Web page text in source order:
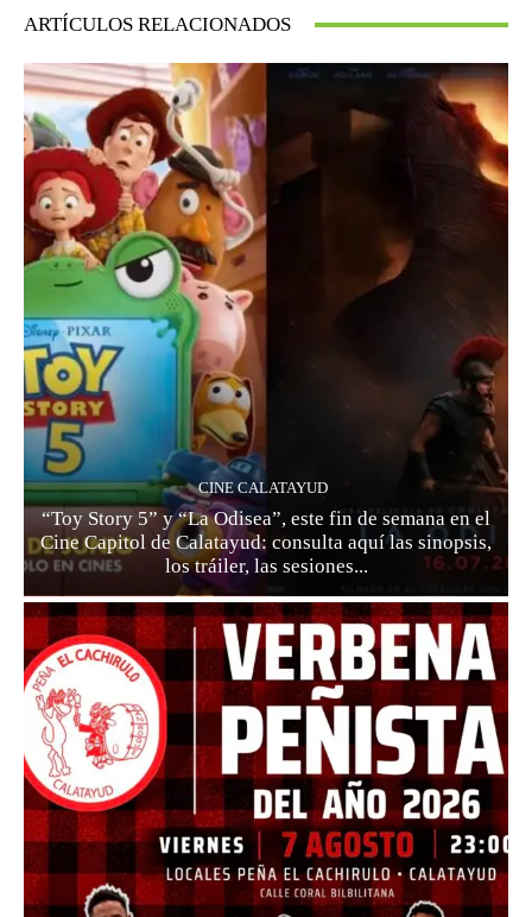
ARTÍCULOS RELACIONADOS
CINE CALATAYUD
“Toy Story 5” y “La Odisea”, este fin de semana en el
Cine Capitol de Calatayud: consulta aquí las sinopsis,
los tráiler, las sesiones...